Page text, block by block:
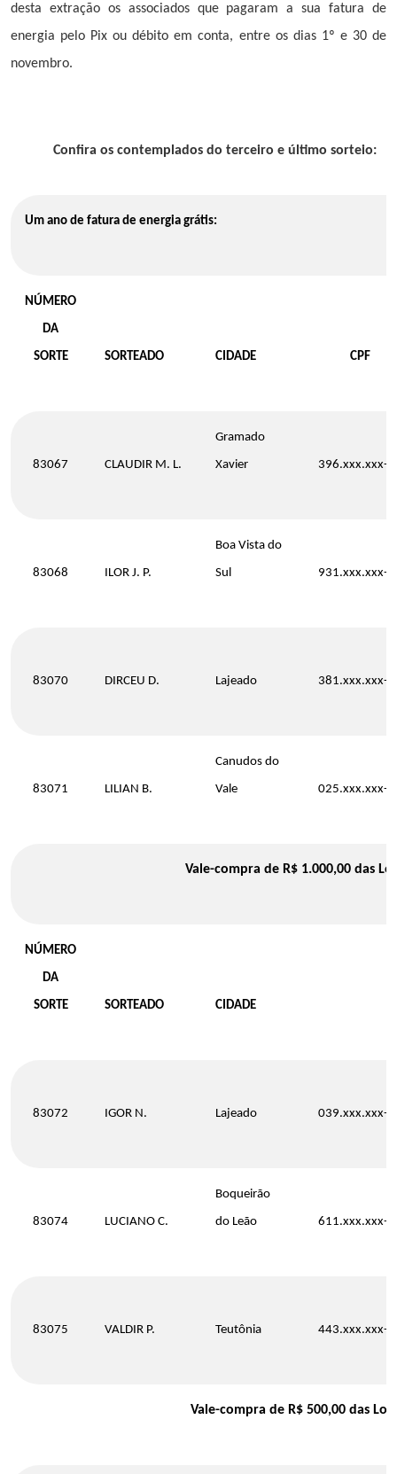
desta extração os associados que pagaram a sua fatura de
energia pelo Pix ou débito em conta, entre os dias 1º e 30 de
novembro.
Confira os contemplados do terceiro e último sorteio:
Um ano de fatura de energia grátis:
NÚMERO
DA
SORTE SORTEADO CIDADE CPF
83067 CLAUDIR M. L.
Gramado
Xavier 396.xxx.xxx-
83068 ILOR J. P.
Boa Vista do
Sul 931.xxx.xxx-
83070 DIRCEU D. Lajeado 381.xxx.xxx-
83071 LILIAN B.
Canudos do
Vale 025.xxx.xxx-
Vale-compra de R$ 1.000,00 das
NÚMERO
DA
SORTE SORTEADO CIDADE
83072 IGOR N. Lajeado 039.xxx.xxx-
83074 LUCIANO C.
Boqueirão
do Leão 611.xxx.xxx-
83075 VALDIR P. Teutônia 443.xxx.xxx-
Vale-compra de R$ 500,00 das